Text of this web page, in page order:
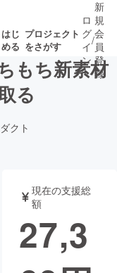
はじ
める
プロジェクト
をさがす
了が近いプ
ト
音楽
ゲーム・
書籍・雑誌
ロ
グ
イ
ン
/
新
規
会
員
登
録
もち新素材
る
クト
現在の支援総
額
27,3